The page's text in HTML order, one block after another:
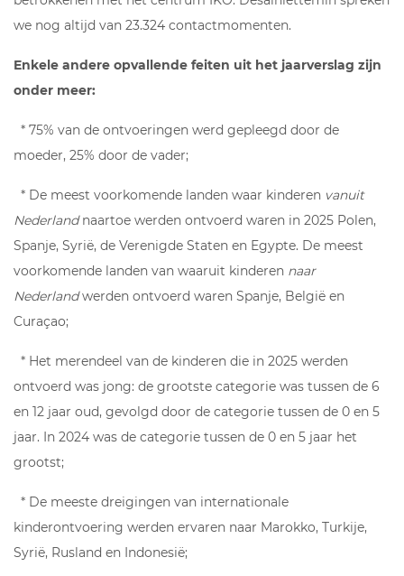
we nog altijd van 23.324 contactmomenten.
Enkele andere opvallende feiten uit het jaarverslag zijn
onder meer:
* 75% van de ontvoeringen werd gepleegd door de
moeder, 25% door de vader;
* De meest voorkomende landen waar kinderen vanuit
Nederlandnaartoe werden ontvoerd waren in 2025 Polen,
Spanje, Syrië, de Verenigde Staten en Egypte. De meest
voorkomende landen van waaruit kinderen naar
Nederlandwerden ontvoerd waren Spanje, België en
Curaçao;
* Het merendeel van de kinderen die in 2025 werden
ontvoerd was jong: de grootste categorie was tussen de 6
en 12 jaar oud, gevolgd door de categorie tussen de 0 en 5
jaar. In 2024 was de categorie tussen de 0 en 5 jaar het
grootst;
* De meeste dreigingen van internationale
kinderontvoering werden ervaren naar Marokko, Turkije,
Syrië, Rusland en Indonesië;